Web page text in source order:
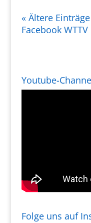
« Ältere Einträge
Facebook WTTV
Youtube-
Folge uns auf